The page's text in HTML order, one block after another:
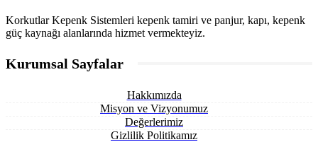
Korkutlar Kepenk Sistemleri kepenk tamiri ve panjur, kapı, kepenk
güç kaynağı alanlarında hizmet vermekteyiz.
Kurumsal Sayfalar
Hakkımızda
Misyon ve Vizyonumuz
Değerlerimiz
Gizlilik Politikamız